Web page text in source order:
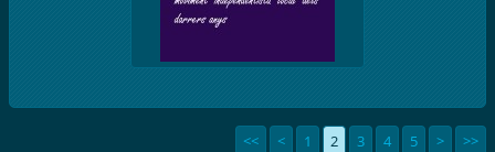
<< < 1 2 3 4 5 > >>